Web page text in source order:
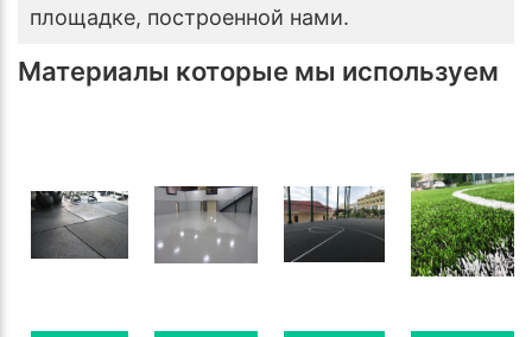
площадке, построенной нами.
Материалы которые мы используем